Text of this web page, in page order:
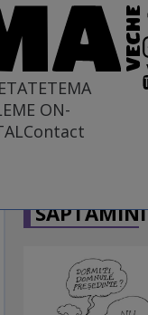
TEMA
ON-
Contact